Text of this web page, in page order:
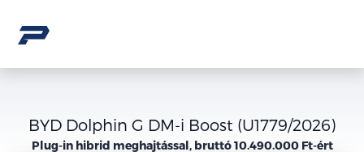
BYD Dolphin G DM-i Boost (U1779/2026)
Plug-in hibrid meghajtással, bruttó 10.490.000 Ft-ért